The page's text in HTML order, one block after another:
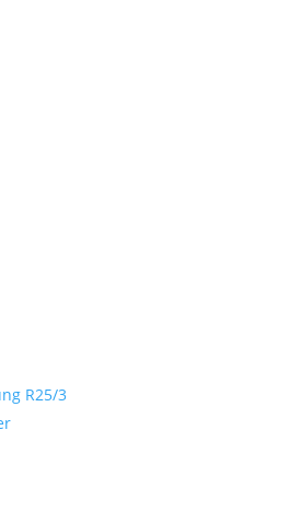
R25/3